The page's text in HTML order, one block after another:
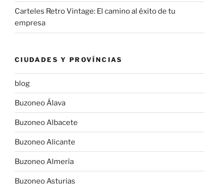
Carteles Retro Vintage: El camino al éxito de tu
empresa
CIUDADES Y PROVÍNCIAS
blog
Buzoneo Álava
Buzoneo Albacete
Buzoneo Alicante
Buzoneo Almería
Buzoneo Asturias